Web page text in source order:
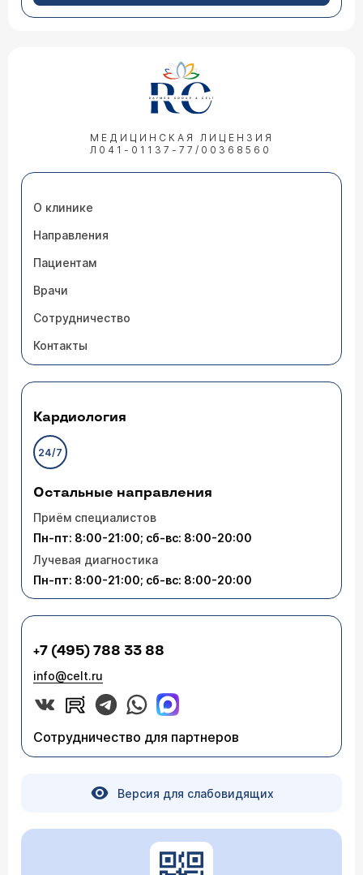
МЕДИЦИНСКАЯ ЛИЦЕНЗИЯ
Л041-01137-77/00368560
О клинике
Направления
Пациентам
Врачи
Сотрудничество
Контакты
Кардиология
24/7
Остальные направления
Приём специалистов
Пн-пт: 8:00-21:00; сб-вс: 8:00-20:00
Лучевая диагностика
Пн-пт: 8:00-21:00; сб-вс: 8:00-20:00
+7 (495) 788 33 88
info@celt.ru
Сотрудничество для партнеров
Версия для слабовидящих